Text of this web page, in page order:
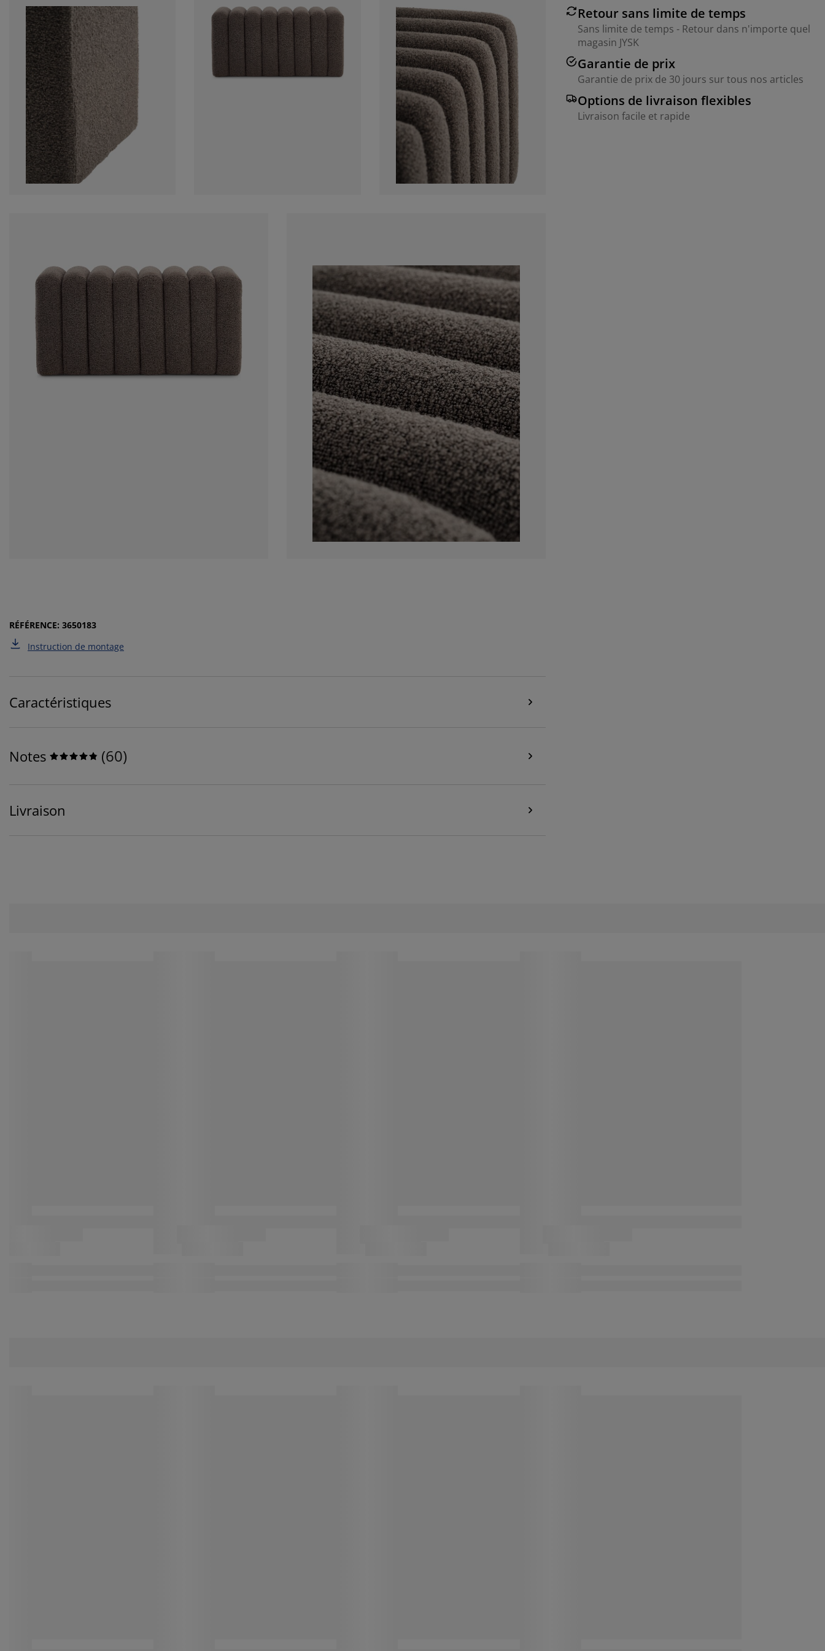
Retour sans limite de temps
Sans limite de temps - Retour dans n'importe quel
magasin JYSK
Garantie de prix
Garantie de prix de 30 jours sur tous nos articles
Options de livraison flexibles
Livraison facile et rapide
RÉFÉRENCE: 3650183
Instruction de montage
Caractéristiques
Notes (60)
Livraison